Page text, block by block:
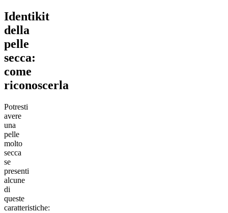
Identikit
della
pelle
secca:
come
riconoscerla
Potresti
avere
una
pelle
molto
secca
se
presenti
alcune
di
queste
caratteristiche: